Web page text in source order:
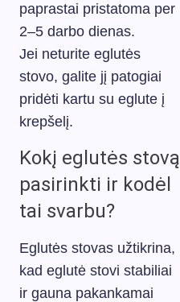
paprastai pristatoma per
2–5 darbo dienas.
Jei neturite eglutės
stovo, galite jį patogiai
pridėti kartu su eglute į
krepšelį.
Kokį eglutės stovą
pasirinkti ir kodėl
tai svarbu?
Eglutės stovas užtikrina,
kad eglutė stovi stabiliai
ir gauna pakankamai